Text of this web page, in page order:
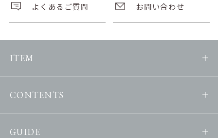
よくあるご質問 お問い合わせ
ITEM
CONTENTS
GUIDE